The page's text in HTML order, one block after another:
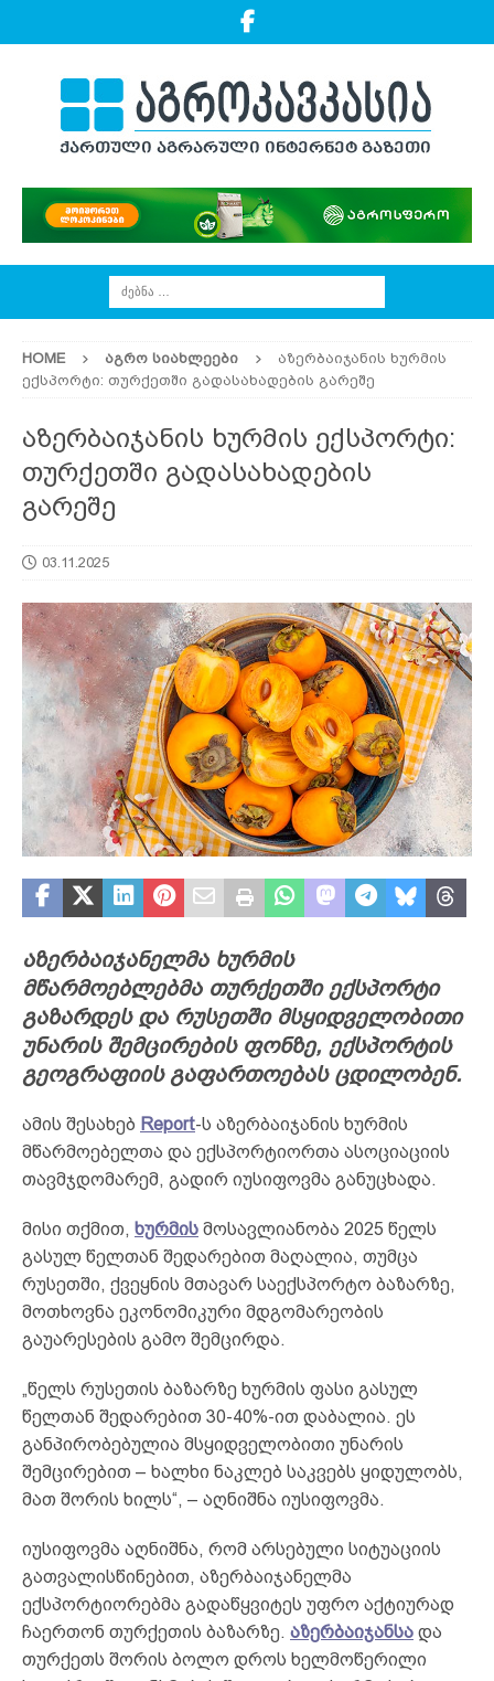
HOME ᲐᲒᲠᲝ ᲡᲘᲐᲮᲚᲔᲔᲑᲘ
აზერბაიჯანის ხურმის
ექსპორტი: თურქეთში გადასახადების გარეშე
აზერბაიჯანის ხურმის ექსპორტი:
თურქეთში გადასახადების
გარეშე
03.11.2025
აზერბაიჯანელმა ხურმის
მწარმოებლებმა თურქეთში ექსპორტი
გაზარდეს და რუსეთში მსყიდველობითი
უნარის შემცირების ფონზე, ექსპორტის
გეოგრაფიის გაფართოებას ცდილობენ.
ამის შესახებ Report-ს აზერბაიჯანის ხურმის
მწარმოებელთა და ექსპორტიორთა ასოციაციის
თავმჯდომარემ, გადირ იუსიფოვმა განუცხადა.
მისი თქმით, ხურმის მოსავლიანობა 2025 წელს
გასულ წელთან შედარებით მაღალია, თუმცა
რუსეთში, ქვეყნის მთავარ საექსპორტო ბაზარზე,
მოთხოვნა ეკონომიკური მდგომარეობის
გაუარესების გამო შემცირდა.
„წელს რუსეთის ბაზარზე ხურმის ფასი გასულ
წელთან შედარებით 30-40%-ით დაბალია. ეს
განპირობებულია მსყიდველობითი უნარის
შემცირებით – ხალხი ნაკლებ საკვებს ყიდულობს,
მათ შორის ხილს“, – აღნიშნა იუსიფოვმა.
იუსიფოვმა აღნიშნა, რომ არსებული სიტუაციის
გათვალისწინებით, აზერბაიჯანელმა
ექსპორტიორებმა გადაწყვიტეს უფრო აქტიურად
ჩაერთონ თურქეთის ბაზარზე. აზერბაიჯანსა და
თურქეთს შორის ბოლო დროს ხელმოწერილი